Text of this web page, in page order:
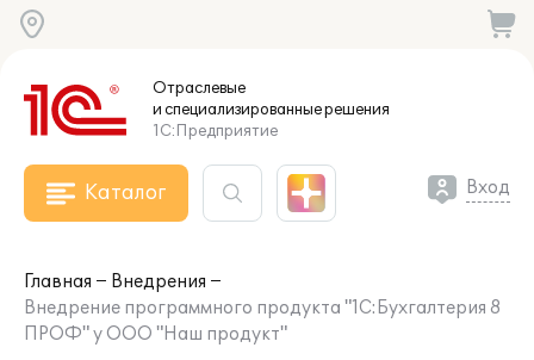
Отраслевые
и специализированныерешения
1С:Предприятие
Каталог Вход
Главная
Внедрения
Внедрение программного продукта "1С:Бухгалтерия 8
ПРОФ" у ООО "Наш продукт"